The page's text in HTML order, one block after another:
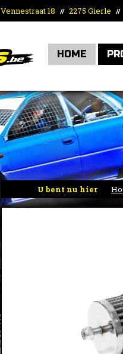
Vennestraat 18 // 2275 Gierle //
HOME
U bent nu hier